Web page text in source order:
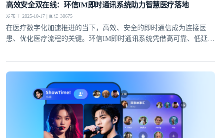
高效安全双在线：环信IM即时通讯系统助力智慧医疗落地
发布于 2025-10-17 | 阅读 30675
在医疗数字化加速推进的当下，高效、安全的即时通信成为连接医
患、优化医疗流程的关键。环信IM即时通讯系统凭借高可靠、低延
诊、医院数字化、智慧医疗三大方向提供多维度的通信支持，显著提
升医疗服务效率与质量